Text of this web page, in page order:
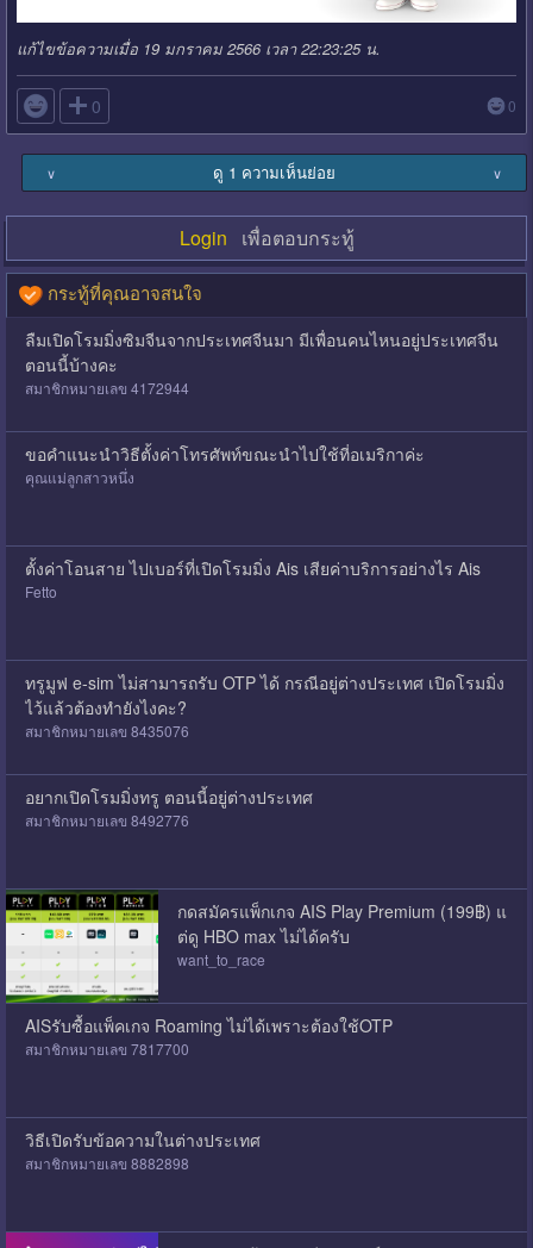
แก้ไขข้อความเมื่อ 19 มกราคม 2566 เวลา 22:23:25 น.
 0 0
∨ ดู 1 ความเห็นย่อย ∨
Login เพื่อตอบกระทู้
กระทู้ที่คุณอาจสนใจ
ลืมเปิดโรมมิ่งซิมจีนจากประเทศจีนมา มีเพื่อนคนไหนอยู่ประเทศจีน
ตอนนี้บ้างคะ
สมาชิกหมายเลข 4172944
ขอคำแนะนำวิธีตั้งค่าโทรศัพท์ขณะนำไปใช้ที่อเมริกาค่ะ
คุณแม่ลูกสาวหนึ่ง
ตั้งค่าโอนสาย ไปเบอร์ที่เปิดโรมมิ่ง Ais เสียค่าบริการอย่างไร Ais
Fetto
ทรูมูฟ e-sim ไม่สามารถรับ OTP ได้ กรณีอยู่ต่างประเทศ เปิดโรมมิ่ง
ไว้แล้วต้องทำยังไงคะ?
สมาชิกหมายเลข 8435076
อยากเปิดโรมมิ่งทรู ตอนนี้อยู่ต่างประเทศ
สมาชิกหมายเลข 8492776
กดสมัครแพ็กเกจ AIS Play Premium (199฿) แ
ต่ดู HBO max ไม่ได้ครับ
want_to_race
AISรับซื้อแพ็คเกจ Roaming ไม่ได้เพราะต้องใช้OTP
สมาชิกหมายเลข 7817700
วิธีเปิดรับข้อความในต่างประเทศ
สมาชิกหมายเลข 8882898